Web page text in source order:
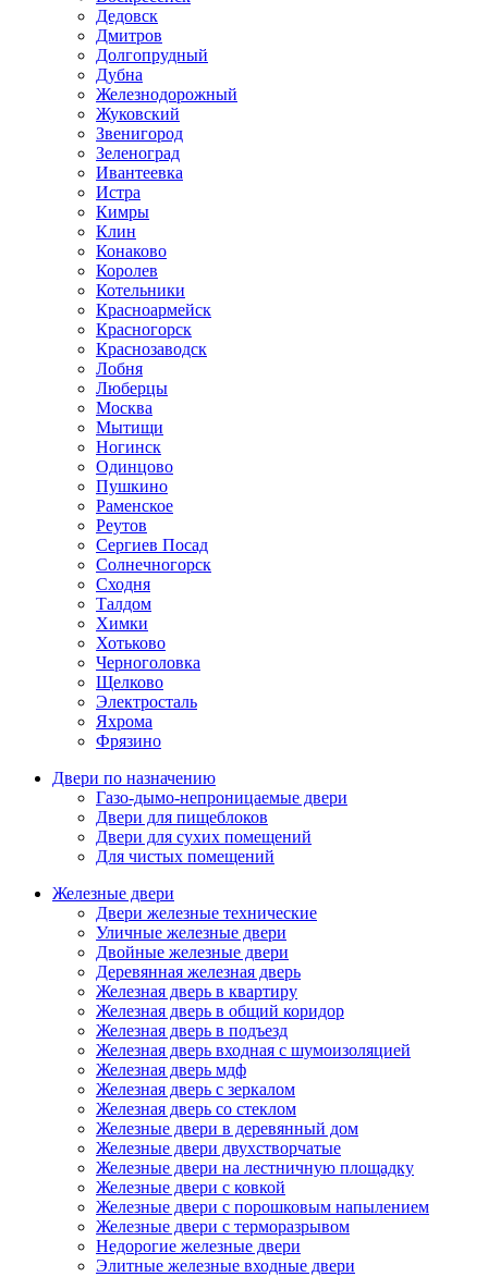
Дедовск
Дмитров
Долгопрудный
Дубна
Железнодорожный
Жуковский
Звенигород
Зеленоград
Ивантеевка
Истра
Кимры
Клин
Конаково
Королев
Котельники
Красноармейск
Красногорск
Краснозаводск
Лобня
Люберцы
Москва
Мытищи
Ногинск
Одинцово
Пушкино
Раменское
Реутов
Сергиев Посад
Солнечногорск
Сходня
Талдом
Химки
Хотьково
Черноголовка
Щелково
Электросталь
Яхрома
Фрязино
Двери по назначению
Газо-дымо-непроницаемые двери
Двери для пищеблоков
Двери для сухих помещений
Для чистых помещений
Железные двери
Двери железные технические
Уличные железные двери
Двойные железные двери
Деревянная железная дверь
Железная дверь в квартиру
Железная дверь в общий коридор
Железная дверь в подъезд
Железная дверь входная с шумоизоляцией
Железная дверь мдф
Железная дверь с зеркалом
Железная дверь со стеклом
Железные двери в деревянный дом
Железные двери двухстворчатые
Железные двери на лестничную площадку
Железные двери с ковкой
Железные двери с порошковым напылением
Железные двери с терморазрывом
Недорогие железные двери
Элитные железные входные двери